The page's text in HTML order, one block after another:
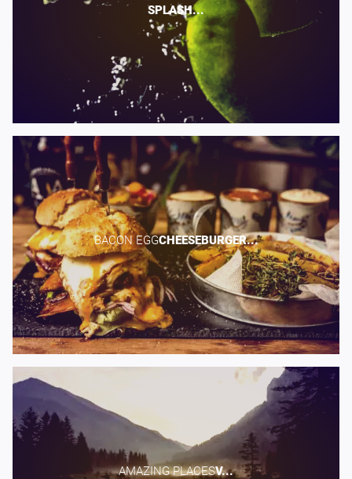
SPLASH...
BACON EGG​CHEESEBURGER...
AMAZING PLACES​V...